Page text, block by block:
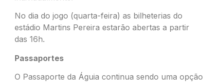
No dia do jogo (quarta-feira) as bilheterias do
estádio Martins Pereira estarão abertas a partir
das 16h.
Passaportes
O Passaporte da Águia continua sendo uma opção